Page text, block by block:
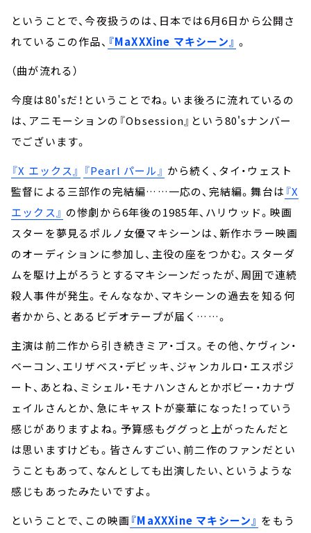
ということで、今夜扱うのは、日本では6月6日から公開さ
れているこの作品、 『MaXXXine マキシーン』 。
（曲が流れる）
今度は80'sだ！ということでね。いま後ろに流れているの
は、アニモーションの『Obsession』という80'sナンバー
でございます。
『X エックス』 『Pearl パール』 から続く、タイ・ウェスト
監督による三部作の完結編……一応の、完結編。舞台は 『X
エックス』 の惨劇から6年後の1985年、ハリウッド。映画
スターを夢見るポルノ女優マキシーンは、新作ホラー映画
のオーディションに参加し、主役の座をつかむ。スターダ
ムを駆け上がろうとするマキシーンだったが、周囲で連続
殺人事件が発生。そんななか、マキシーンの過去を知る何
者かから、とあるビデオテープが届く……。
主演は前二作から引き続きミア・ゴス。その他、ケヴィン・
ベーコン、エリザベス・デビッキ、ジャンカルロ・エスポジ
ート、あとね、ミシェル・モナハンさんとかボビー・カナヴ
ェイルさんとか、急にキャストが豪華になった！っていう
感じがありますよね。予算感もググっと上がったんだと
は思いますけども。皆さんすごい、前二作のファンだとい
うこともあって、なんとしても出演したい、というような
感じもあったみたいですよ。
ということで、この映画『MaXXXine マキシーン』 をもう